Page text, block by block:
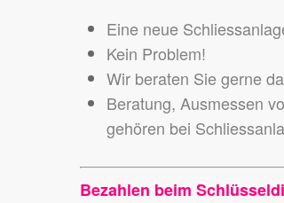
Eine neue
Kein Problem!
Wir beraten Sie gerne
Beratung, Ausmessen
gehören bei
Bezahlen beim